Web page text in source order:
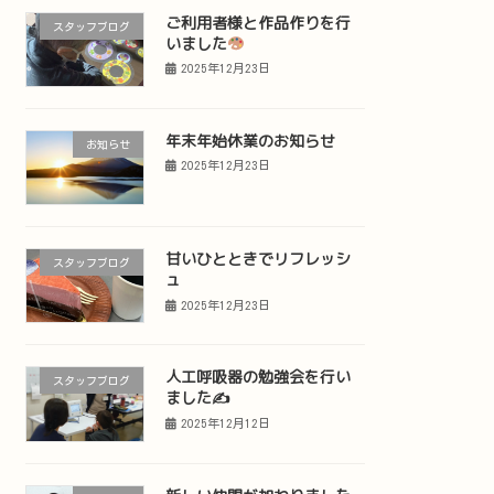
スタッフブログ
ご利用者様と作品作りを行
いました
2025年12月23日
お知らせ 年末年始休業のお知らせ
2025年12月23日
スタッフブログ
甘いひとときでリフレッシ
ュ
2025年12月23日
スタッフブログ
人工呼吸器の勉強会を行い
ました✍️
2025年12月12日